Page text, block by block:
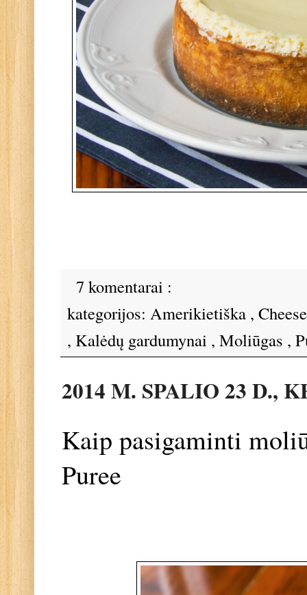
7 komentarai :
kategorijos: Amerikietiška ,
, Kalėdų gardumynai , Moliūgas ,
2014 M. SPALIO 23 D.,
Kaip pasigaminti
Puree